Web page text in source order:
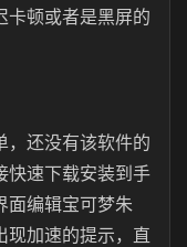
卡顿或者是黑屏的
，还没有该软件的
快速下载安装到手
面编辑宝可梦朱
现加速的提示，直